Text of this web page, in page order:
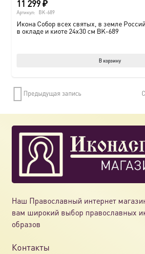
11 299₽
Артикул: BK-689
Икона Собор всех святых, в земле
в окладе и киоте 24х30 см BK-689
В корзину
Предыдущая запись
Наш Православный интернет
вам широкий выбор православных
образов
Контакты